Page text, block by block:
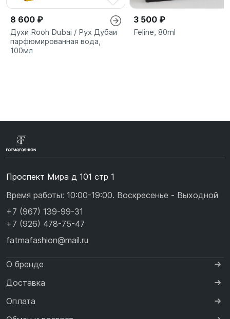
8 600 ₽
Духи Rooh Dubai / Рух Дубаи
парфюмированная вода,
100мл
3 500 ₽
Feline, 80ml
Проспект Мира д 101 стр 1
Время работы: 10:00-19:00. Воскресенье - Выходной
+7 (967) 139-99-31
+7 (926) 478-75-47
fatmafashion@mail.ru
О бренде
Доставка
Оплата